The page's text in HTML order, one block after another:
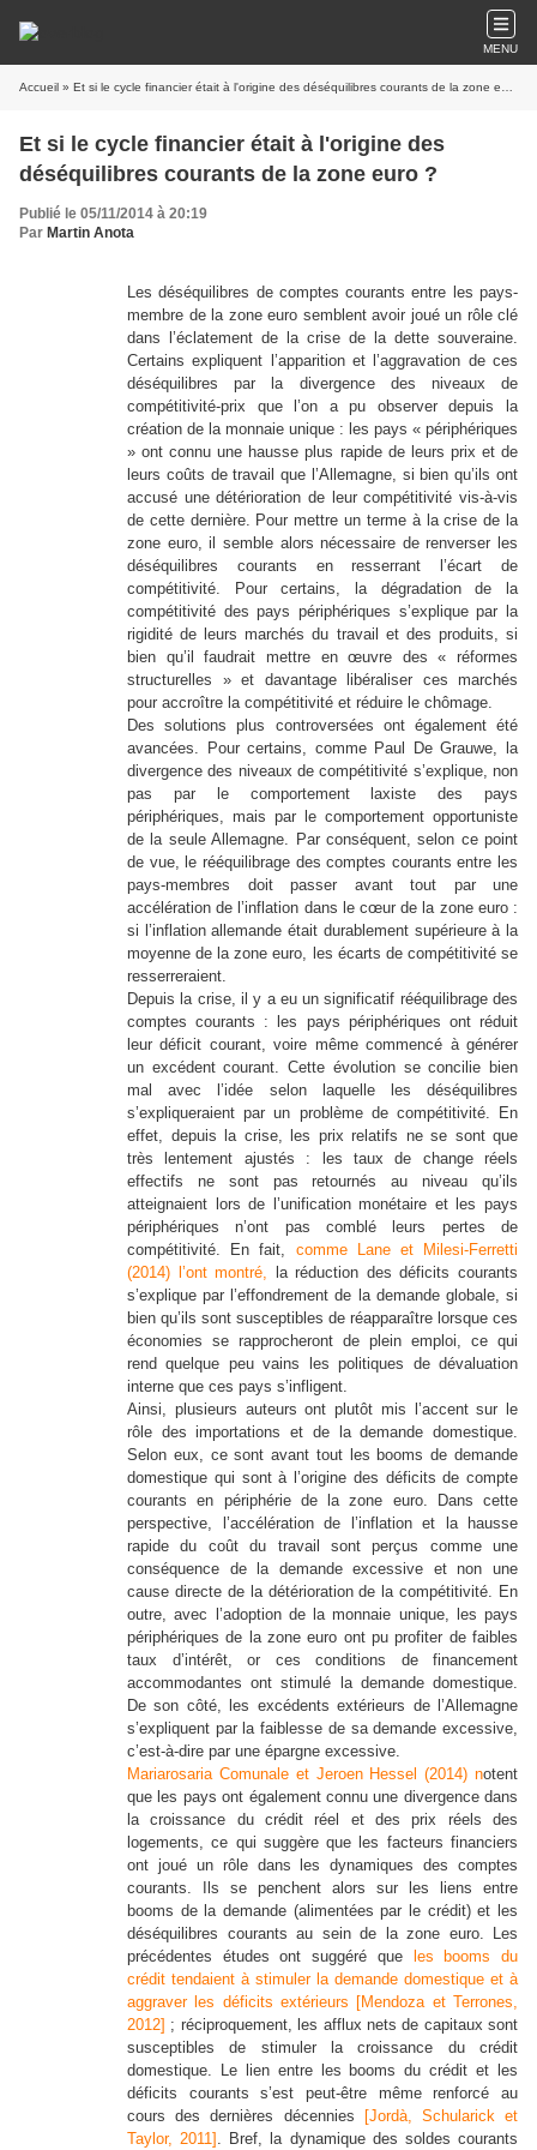
MENU
Accueil » Et si le cycle financier était à l'origine des déséquilibres courants de la zone euro ?
Et si le cycle financier était à l'origine des
déséquilibres courants de la zone euro ?
Publié le 05/11/2014 à 20:19
Par Martin Anota
Les déséquilibres de comptes courants entre les pays-
membre de la zone euro semblent avoir joué un rôle clé
dans l’éclatement de la crise de la dette souveraine.
Certains expliquent l’apparition et l’aggravation de ces
déséquilibres par la divergence des niveaux de
compétitivité-prix que l’on a pu observer depuis la
création de la monnaie unique : les pays « périphériques
» ont connu une hausse plus rapide de leurs prix et de
leurs coûts de travail que l’Allemagne, si bien qu’ils ont
accusé une détérioration de leur compétitivité vis-à-vis
de cette dernière. Pour mettre un terme à la crise de la
zone euro, il semble alors nécessaire de renverser les
déséquilibres courants en resserrant l’écart de
compétitivité. Pour certains, la dégradation de la
compétitivité des pays périphériques s’explique par la
rigidité de leurs marchés du travail et des produits, si
bien qu’il faudrait mettre en œuvre des « réformes
structurelles » et davantage libéraliser ces marchés
pour accroître la compétitivité et réduire le chômage.
Des solutions plus controversées ont également été
avancées. Pour certains, comme Paul De Grauwe, la
divergence des niveaux de compétitivité s’explique, non
pas par le comportement laxiste des pays
périphériques, mais par le comportement opportuniste
de la seule Allemagne. Par conséquent, selon ce point
de vue, le rééquilibrage des comptes courants entre les
pays-membres doit passer avant tout par une
accélération de l’inflation dans le cœur de la zone euro :
si l’inflation allemande était durablement supérieure à la
moyenne de la zone euro, les écarts de compétitivité se
resserreraient.
Depuis la crise, il y a eu un significatif rééquilibrage des
comptes courants : les pays périphériques ont réduit
leur déficit courant, voire même commencé à générer
un excédent courant. Cette évolution se concilie bien
mal avec l’idée selon laquelle les déséquilibres
s’expliqueraient par un problème de compétitivité. En
effet, depuis la crise, les prix relatifs ne se sont que
très lentement ajustés : les taux de change réels
effectifs ne sont pas retournés au niveau qu’ils
atteignaient lors de l’unification monétaire et les pays
périphériques n’ont pas comblé leurs pertes de
compétitivité. En fait, comme Lane et Milesi-Ferretti
(2014) l’ont montré, la réduction des déficits courants
s’explique par l’effondrement de la demande globale, si
bien qu’ils sont susceptibles de réapparaître lorsque ces
économies se rapprocheront de plein emploi, ce qui
rend quelque peu vains les politiques de dévaluation
interne que ces pays s’infligent.
Ainsi, plusieurs auteurs ont plutôt mis l’accent sur le
rôle des importations et de la demande domestique.
Selon eux, ce sont avant tout les booms de demande
domestique qui sont à l’origine des déficits de compte
courants en périphérie de la zone euro. Dans cette
perspective, l’accélération de l’inflation et la hausse
rapide du coût du travail sont perçus comme une
conséquence de la demande excessive et non une
cause directe de la détérioration de la compétitivité. En
outre, avec l’adoption de la monnaie unique, les pays
périphériques de la zone euro ont pu profiter de faibles
taux d’intérêt, or ces conditions de financement
accommodantes ont stimulé la demande domestique.
De son côté, les excédents extérieurs de l’Allemagne
s’expliquent par la faiblesse de sa demande excessive,
c’est-à-dire par une épargne excessive.
Mariarosaria Comunale et Jeroen Hessel (2014) notent
que les pays ont également connu une divergence dans
la croissance du crédit réel et des prix réels des
logements, ce qui suggère que les facteurs financiers
ont joué un rôle dans les dynamiques des comptes
courants. Ils se penchent alors sur les liens entre
booms de la demande (alimentées par le crédit) et les
déséquilibres courants au sein de la zone euro. Les
précédentes études ont suggéré que
les booms du
crédit tendaient à stimuler la demande domestique et à
aggraver les déficits extérieurs [Mendoza et Terrones,
2012] ; réciproquement, les afflux nets de capitaux sont
susceptibles de stimuler la croissance du crédit
domestique. Le lien entre les booms du crédit et les
déficits courants s’est peut-être même renforcé au
cours des dernières décennies
[Jordà, Schularick et
Taylor, 2011] . Bref, la dynamique des soldes courants